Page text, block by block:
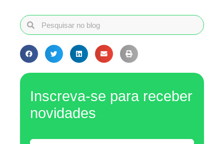
Inscreva-se para receber
novidades